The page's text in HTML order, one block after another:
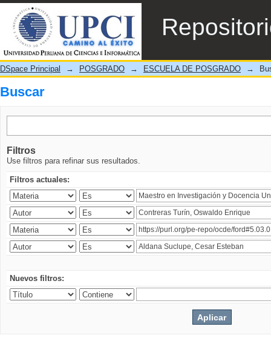
Buscar
DSpace Principal → POSGRADO → ESCUELA DE POSGRADO →
Buscar
Filtros
Use filtros para refinar sus resultados.
Filtros actuales:
Nuevos filtros: